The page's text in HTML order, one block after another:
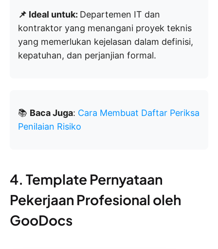
📌 Ideal untuk: Departemen IT dan
kontraktor yang menangani proyek teknis
yang memerlukan kejelasan dalam definisi,
kepatuhan, dan perjanjian formal.
📚 Baca Juga: Cara Membuat Daftar Periksa
Penilaian Risiko
4. Template Pernyataan
Pekerjaan Profesional oleh
GooDocs